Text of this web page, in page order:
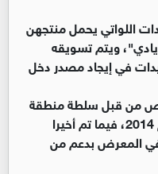
اللواتي يحمل منتجهن
ويتم تسويقه
في إيجاد مصدر دخل
من قبل سلطة منطقة
العقبة الإقتصادية الخاصة منذ عام 2014، فيما تم أخيرا
في المعرض بدعم من